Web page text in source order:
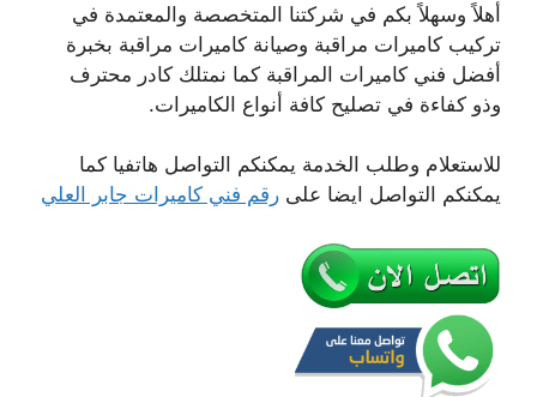
أهلاً وسهلاً بكم في شركتنا المتخصصة والمعتمدة في
تركيب كاميرات مراقبة وصيانة كاميرات مراقبة بخبرة
أفضل فني كاميرات المراقبة كما نمتلك كادر محترف
وذو كفاءة في تصليح كافة أنواع الكاميرات.
للاستعلام وطلب الخدمة يمكنكم التواصل هاتفيا كما
يمكنكم التواصل ايضا على رقم فني كاميرات جابر العلي